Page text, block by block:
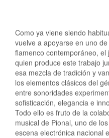
Como ya viene siendo
vuelve a apoyarse en uno
flamenco contemporáneo, el
quien produce este trabajo
esa mezcla de tradición y
los elementos clásicos del
entre sonoridades
sofisticación, elegancia e
Todo ello es fruto de la
musical de Pional, uno de
escena electrónica nacional